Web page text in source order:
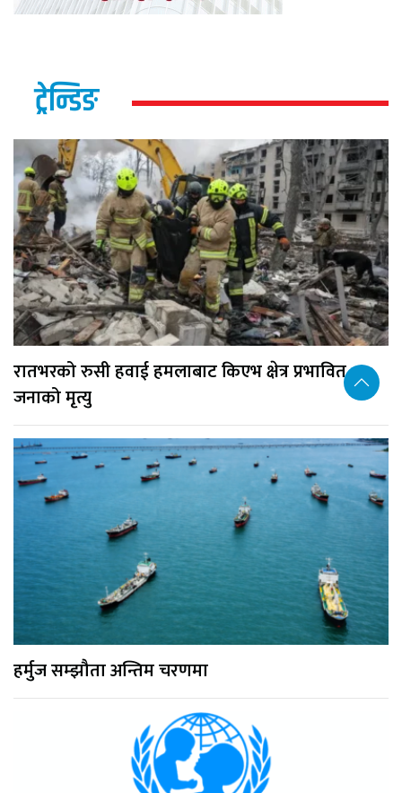
ट्रेन्डिङ
रातभरको रुसी हवाई हमलाबाट किएभ क्षेत्र प्रभावित, १७
जनाको मृत्यु
हर्मुज सम्झौता अन्तिम चरणमा